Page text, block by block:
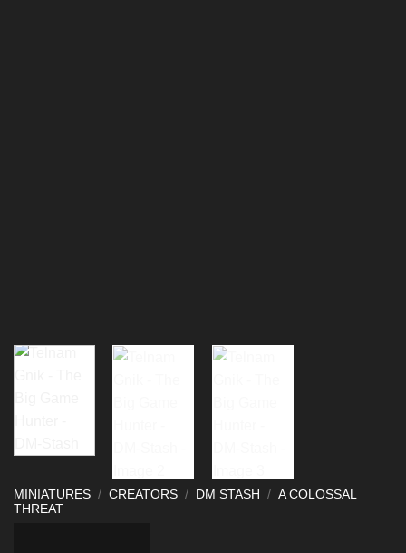
MINIATURES / CREATORS / DM STASH / A COLOSSAL
THREAT